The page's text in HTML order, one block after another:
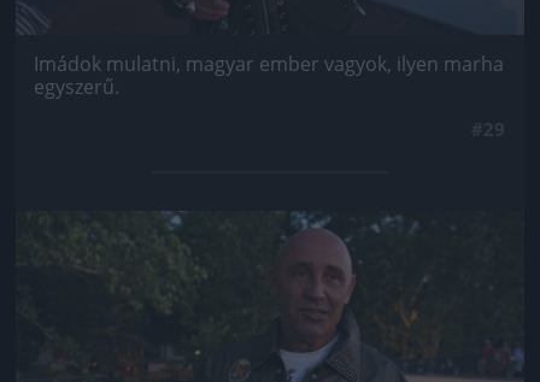
Imádok mulatni, magyar ember vagyok, ilyen marha
egyszerű.
Jön még kép!